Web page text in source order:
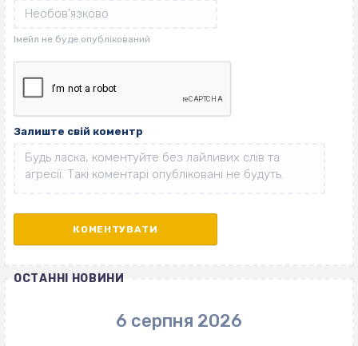
Залиште свій коментр
ОСТАННІ НОВИНИ
6 серпня 2026